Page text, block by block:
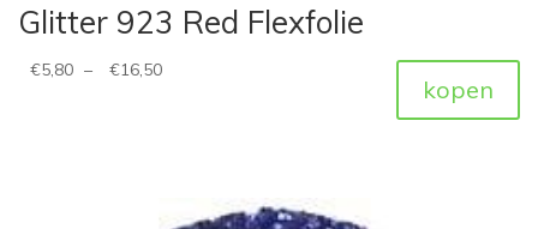
Glitter 923 Red Flexfolie
€5,80 – €16,50
kopen